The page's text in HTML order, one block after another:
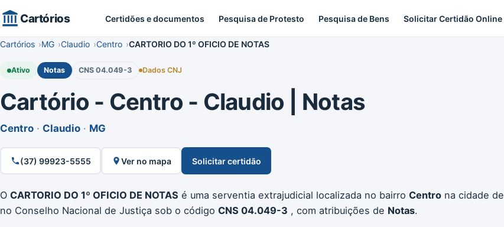
Cartórios Certidões e documentos Pesquisa de Protesto Pesquisa de Bens Solicitar Certidão Online
Cartórios MG Claudio Centro CARTORIO DO 1º OFICIO DE NOTAS
Ativo Notas CNS 04.049-3 Dados CNJ
Cartório - Centro - Claudio | Notas
Centro · Claudio · MG
(37) 99923-5555 Ver no mapa Solicitar certidão
O CARTORIO DO 1º OFICIO DE NOTAS é uma serventia extrajudicial localizada no bairro Centro na cidade de
no Conselho Nacional de Justiça sob o código CNS 04.049-3 , com atribuições de Notas.